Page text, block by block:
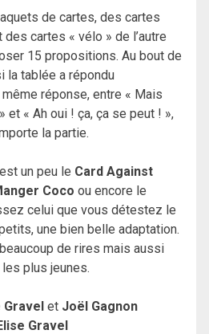
de cartes, des cartes
des cartes « vélo » de l’autre
15 propositions. Au bout de
la tablée a répondu
réponse, entre « Mais
et « Ah oui ! ça, ça se peut ! »,
la partie.
un peu le Card Against
Coco ou encore le
celui que vous détestez le
une bien belle adaptation.
de rires mais aussi
plus jeunes.
Gravel et Joël Gagnon
Gravel